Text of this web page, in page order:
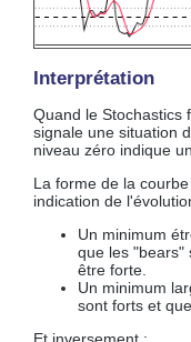
Interprétation
Quand le Stochastics
signale une situation
niveau zéro indique
La forme de la
indication de
Un minimum
que les "bears"
être forte.
Un minimum
sont forts et
Et inversement :